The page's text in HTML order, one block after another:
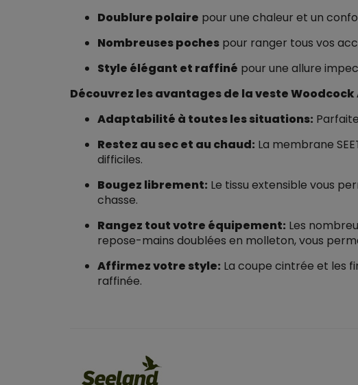
Doublure polaire pour une chaleur et un
Nombreuses poches pour ranger tous vos
Style élégant et raffiné pour une allure
Découvrez les avantages de la veste Woodcock
Adaptabilité à toutes les situations:
Restez au sec et au chaud: La membrane
difficiles.
Bougez librement: Le tissu extensible vous
chasse.
Rangez tout votre équipement: Les
repose-mains doublées en molleton, vous
Affirmez votre style: La coupe cintrée et les
raffinée.